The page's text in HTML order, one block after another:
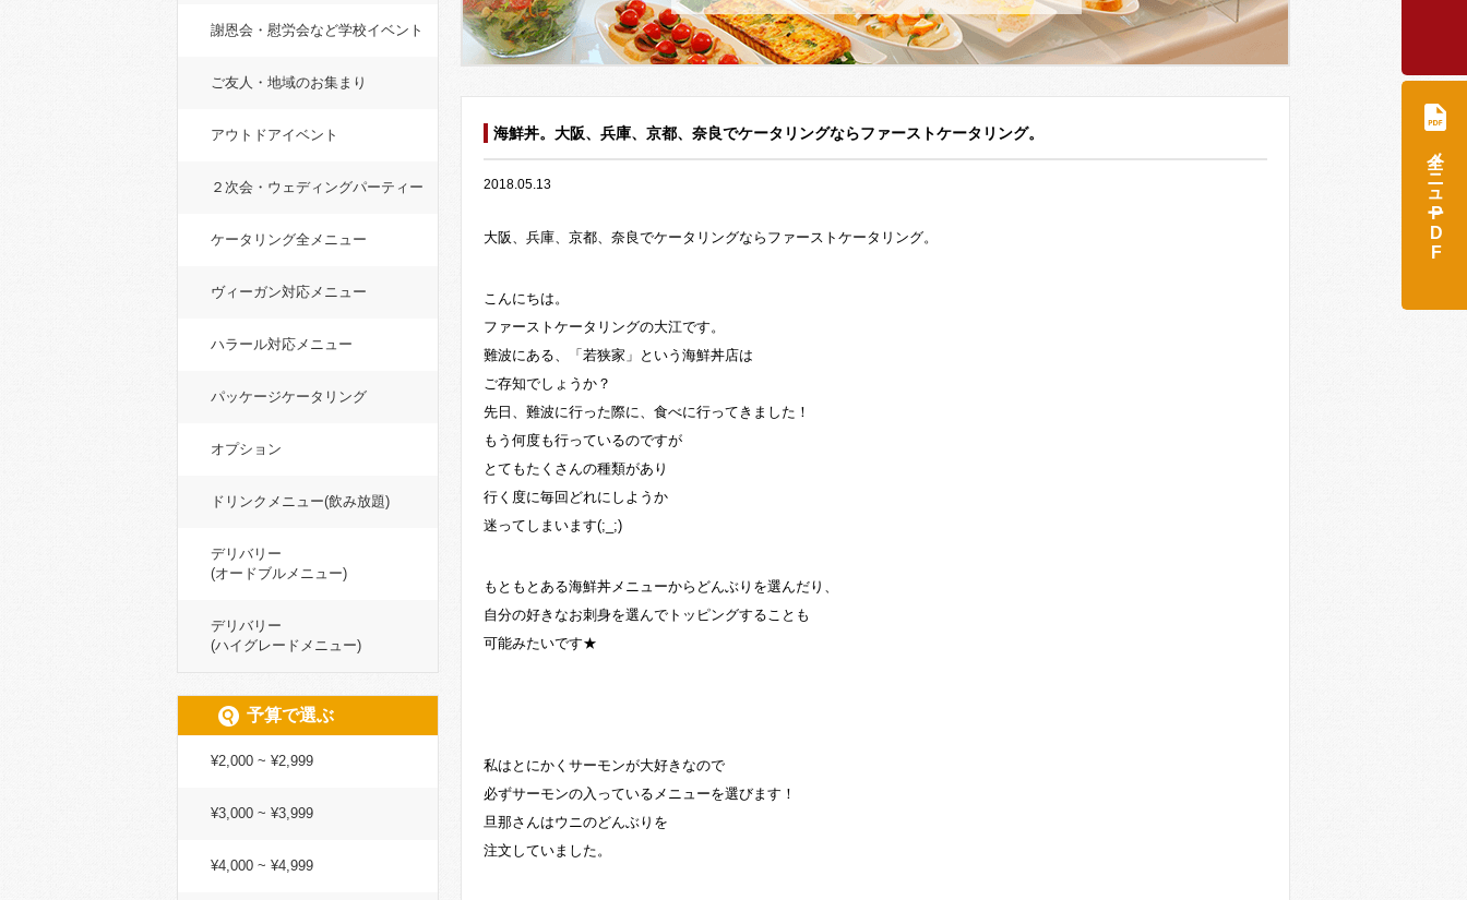
海鮮丼。大阪、兵庫、京都、奈良でケータリングならファーストケータリング。
2018.05.13
大阪、兵庫、京都、奈良でケータリングならファーストケータリング。
こんにちは。
ファーストケータリングの大江です。
難波にある、「若狭家」という海鮮丼店は
ご存知でしょうか？
先日、難波に行った際に、食べに行ってきました！
もう何度も行っているのですが
とてもたくさんの種類があり
行く度に毎回どれにしようか
迷ってしまいます(;_;)
もともとある海鮮丼メニューからどんぶりを選んだり、
自分の好きなお刺身を選んでトッピングすることも
可能みたいです★
私はとにかくサーモンが大好きなので
必ずサーモンの入っているメニューを選びます！
旦那さんはウニのどんぶりを
注文していました。
謝恩会・慰労会など学校イベント
ご友人・地域のお集まり
アウトドアイベント
２次会・ウェディングパーティー
ケータリング全メニュー
ヴィーガン対応メニュー
ハラール対応メニュー
パッケージケータリング
オプション
ドリンクメニュー(飲み放題)
デリバリー
(オードブルメニュー)
デリバリー
(ハイグレードメニュー)
予算で選ぶ
¥2,000 ~ ¥2,999
¥3,000 ~ ¥3,999
¥4,000 ~ ¥4,999
全メニュー
PDF